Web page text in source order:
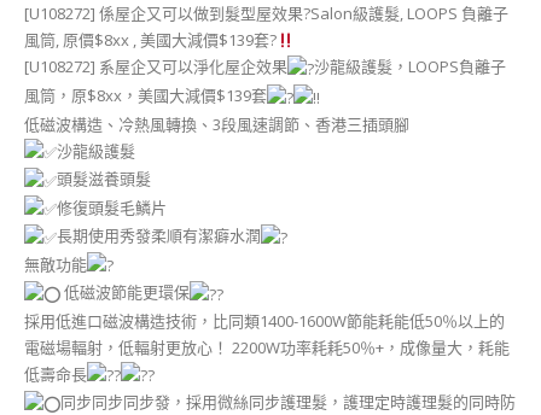
[U108272] 係屋企又可以做到髮型屋效果?Salon級護髮, LOOPS 負離子
風筒, 原價$8xx , 美國大減價$139套?
[U108272] 系屋企又可以淨化屋企效果
沙龍級護髮，LOOPS負離子
風筒，原$8xx，美國大減價$139套
低磁波構造、冷熱風轉換、3段風速調節、香港三插頭腳
沙龍級護髮
頭髮滋養頭髮
修復頭髮毛鱗片
長期使用秀發柔順有潔癖水潤
無敵功能
低磁波節能更環保
採用低進口磁波構造技術，比同類1400-1600W節能耗能低50％以上的
電磁場輻射，低輻射更放心！ 2200W功率耗耗50％+，成像量大，耗能
低壽命長
同步同步同步發，採用微絲同步護理髮，護理定時護理髮的同時防